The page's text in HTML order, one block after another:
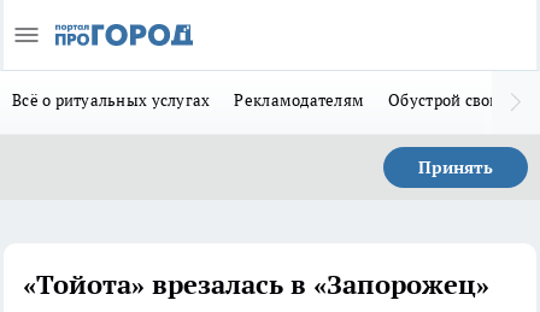
Всё о ритуальных услугах Рекламодателям Обустрой свой дом
Принять
«Тойота» врезалась в «Запорожец»